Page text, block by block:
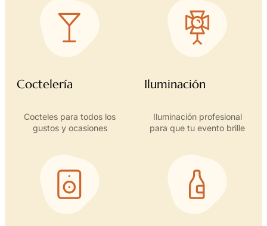
Coctelería
Cocteles para todos los
gustos y ocasiones
Iluminación
Iluminación profesional
para que tu evento brille